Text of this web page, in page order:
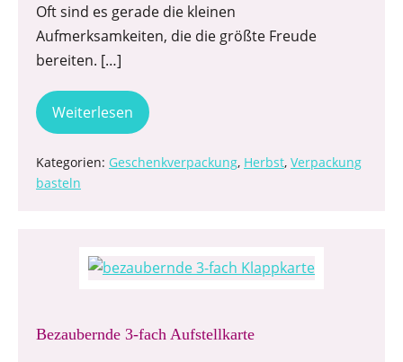
Oft sind es gerade die kleinen
Aufmerksamkeiten, die die größte Freude
bereiten. […]
Weiterlesen
Kategorien: Geschenkverpackung, Herbst, Verpackung
basteln
Bezaubernde 3-fach Aufstellkarte